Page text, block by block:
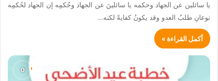
يا سائلين عن الجهاد وحكمه يا سائلينَ عن الجهاد وحُكمِه إن الجهاد لحُكمِه
نوعانِ طلبُ العدو وقد يكونُ كفايةً لكنه…
أكمل القراءة »